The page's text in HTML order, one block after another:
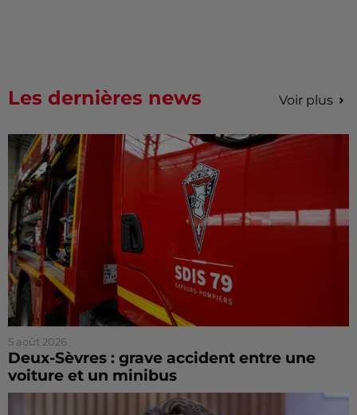
Les dernières news Voir plus
5 août 2026
Deux-Sèvres : grave accident entre une
voiture et un minibus